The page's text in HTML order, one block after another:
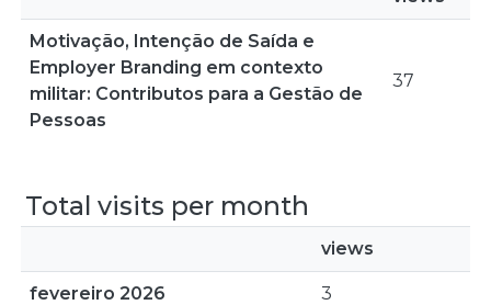
Motivação, Intenção de Saída e
Employer Branding em contexto
militar: Contributos para a Gestão de
Pessoas
37
Total visits per month
views
fevereiro 2026 3